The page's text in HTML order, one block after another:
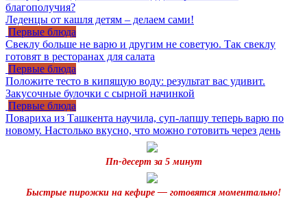
благополучия?
Леденцы от кашля детям – делаем сами!
Первые блюда
Свеклу больше не варю и другим не советую. Так свеклу
готовят в ресторанах для салата
Первые блюда
Положите тесто в кипящую воду: результат вас удивит.
Закусочные булочки с сырной начинкой
Первые блюда
Повариха из Ташкента научила, суп-лапшу теперь варю по
новому. Настолько вкусно, что можно готовить через день
Пп-десерт за 5 минут
Быстрые пирожки на кефире — готовятся моментально!